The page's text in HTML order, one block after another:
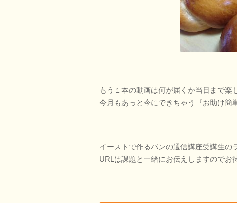
もう１本の動画は何が届くか当日まで楽
今月もあっと今にできちゃう『お助け簡
イーストで作るパンの通信講座受講生の
URLは課題と一緒にお伝えしますのでお